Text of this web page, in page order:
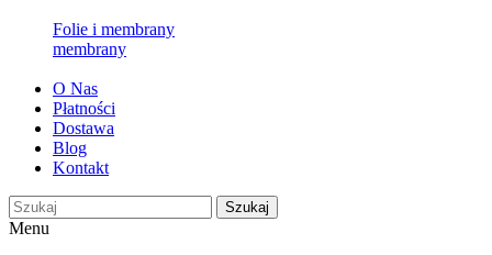
Folie i membrany
membrany
O Nas
Płatności
Dostawa
Blog
Kontakt
Szukaj
Menu